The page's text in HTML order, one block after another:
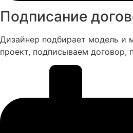
Подписание
Дизайнер подбирает модель и
проект, подписываем договор,